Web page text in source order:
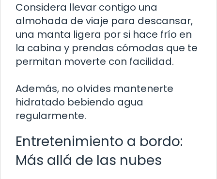
Considera llevar contigo una
almohada de viaje para descansar,
una manta ligera por si hace frío en
la cabina y prendas cómodas que te
permitan moverte con facilidad.
Además, no olvides mantenerte
hidratado bebiendo agua
regularmente.
Entretenimiento a bordo:
Más allá de las nubes